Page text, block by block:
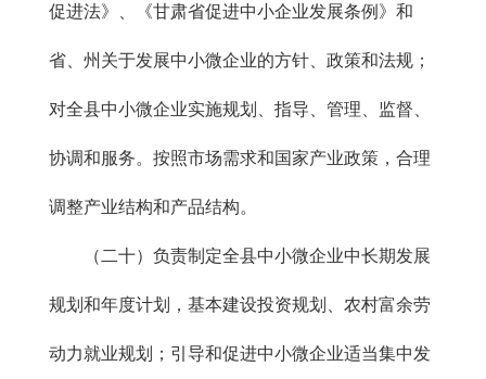
促进法》、《甘肃省促进中小企业发展条例》和
省、州关于发展中小微企业的方针、政策和法规；
对全县中小微企业实施规划、指导、管理、监督、
协调和服务。按照市场需求和国家产业政策，合理
调整产业结构和产品结构。
（二十）负责制定全县中小微企业中长期发展
规划和年度计划，基本建设投资规划、农村富余劳
动力就业规划；引导和促进中小微企业适当集中发